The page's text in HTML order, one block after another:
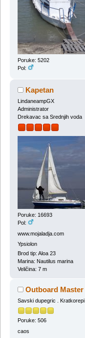
Poruke: 5202
Pol:
Kapetan
LindaneampGX
Administrator
Drekavac sa Srednjih voda
Poruke: 16693
Pol:
www.mojaladja.com
Ypsiolon
Brod tip: Aloa 23
Marina: Nautilus marina
Veličina: 7 m
Outboard Master
Savski dupegric . Kratkorepi
Poruke: 506
caos